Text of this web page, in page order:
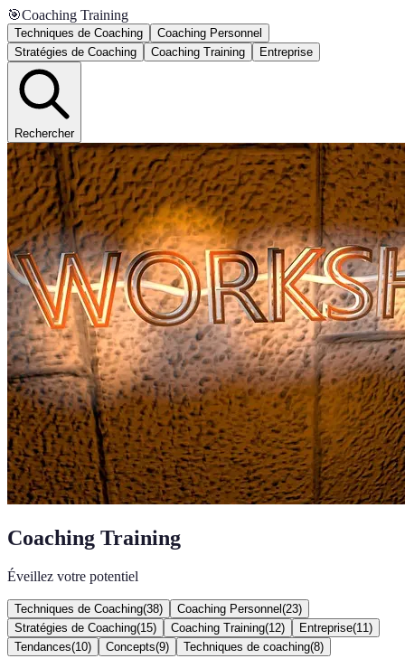
🎯Coaching Training
Techniques de Coaching
Coaching Personnel
Stratégies de Coaching
Coaching Training Entreprise
Rechercher
Coaching Training
Éveillez votre potentiel
Techniques de Coaching(38) Coaching Personnel (23)
Stratégies de Coaching(15) Coaching Training(12) Entreprise(11 )
Tendances(10) Concepts(9) Techniques de coaching(8)